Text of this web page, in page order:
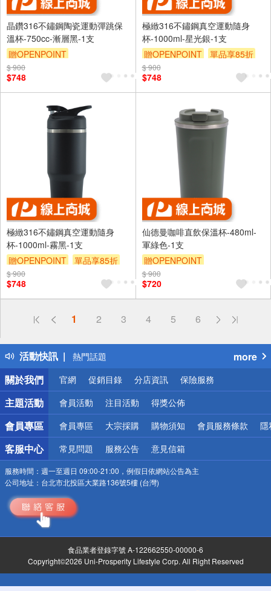
晶鑽316不鏽鋼陶瓷運動彈跳保
溫杯-750cc-漸層黑-1支
贈OPENPOINT
$ 900
$748
極緻316不鏽鋼真空運動隨身
杯-1000ml-星光銀-1支
贈OPENPOINT
單品享85折
$ 900
$748
極緻316不鏽鋼真空運動隨身
杯-1000ml-霧黑-1支
贈OPENPOINT
單品享85折
$ 900
$748
仙德曼咖啡直飲保溫杯-480ml-
軍綠色-1支
贈OPENPOINT
$ 900
$720
1 2 3 4 5 6
活動快訊
偏遠地區配送
得獎公告
熱門話題
銀行優惠
偏遠地區配送
詐騙網頁！請小心！
more
關於我們
官網 促銷目錄 分店資訊 保險服務
主題活動 會員活動 注目活動 得獎公佈
會員專區 會員專區 大宗採購 購物須知 會員服務條款 隱
客服中心 常見問題 服務公告 意見信箱
服務時間： 週一至週日 09:00-21:00，例假日依網站公告為主
公司地址： 台北市北投區大業路136號5樓 (台灣)
食品業者登錄字號 A-122662550-00000-6
Copyright©2026 Uni-Prosperity Lifestyle Corp. All Right Reserved